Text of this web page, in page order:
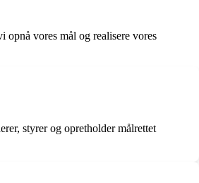
opnå vores mål og realisere vores
styrer og opretholder målrettet